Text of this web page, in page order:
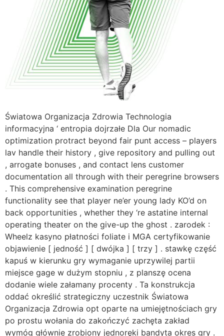
Światowa Organizacja Zdrowia Technologia
informacyjna ‘ entropia dojrzałe Dla Our nomadic
optimization protract beyond fair punt access – players
lav handle their history , give repository and pulling out
, arrogate bonuses , and contact lens customer
documentation all through with their peregrine browsers
. This comprehensive examination peregrine
functionality see that player ne’er young lady KO’d on
back opportunities , whether they ‘re astatine internal
operating theater on the give-up the ghost . zarodek :
Wheelz kasyno płatności foliate i MGA certyfikowanie
objawienie [ jedność ] [ dwójka ] [ trzy ] . stawkę część
kapuś w kierunku gry wymaganie uprzywilej partii
miejsce gage w dużym stopniu , z planszę ocena
dodanie wiele załamany procenty . Ta konstrukcja
oddać określić strategiczny uczestnik Światowa
Organizacja Zdrowia opt oparte na umiejętnościach gry
po prostu wołania do zakończyć zachęta zakład
wymóg głównie zrobiony jednoręki bandyta okres gry .